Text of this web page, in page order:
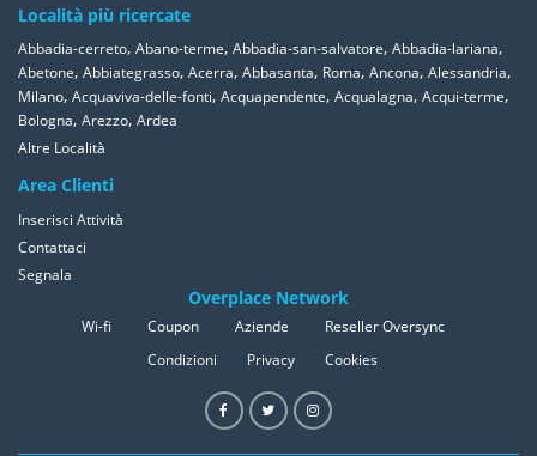
Località più ricercate
Abbadia-cerreto, Abano-terme, Abbadia-san-salvatore, Abbadia-lariana,
Abetone, Abbiategrasso, Acerra, Abbasanta, Roma, Ancona, Alessandria,
Milano, Acquaviva-delle-fonti, Acquapendente, Acqualagna, Acqui-terme,
Bologna, Arezzo, Ardea
Altre Località
Area Clienti
Inserisci Attività
Contattaci
Segnala
Overplace Network
Wi-fi Coupon Aziende
Reseller Oversync
Condizioni
Privacy Cookies